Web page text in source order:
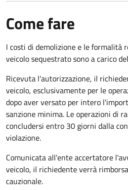
Come fare
I costi di demolizione e le formalità
veicolo sequestrato sono a carico
Ricevuta l'autorizzazione, il
veicolo, esclusivamente per le
dopo aver versato per intero
sanzione minima. Le operazioni di
concludersi entro 30 giorni dalla
violazione.
Comunicata all'ente accertatore
veicolo, il richiedente verrà
cauzionale.